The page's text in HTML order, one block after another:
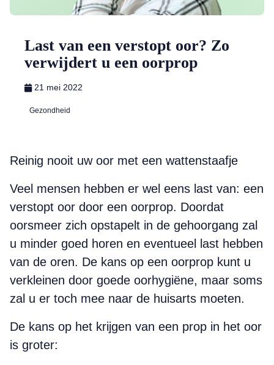
Last van een verstopt oor? Zo
verwijdert u een oorprop
21 mei 2022
Gezondheid
Reinig nooit uw oor met een wattenstaafje
Veel mensen hebben er wel eens last van: een
verstopt oor door een oorprop. Doordat
oorsmeer zich opstapelt in de gehoorgang zal
u minder goed horen en eventueel last hebben
van de oren. De kans op een oorprop kunt u
verkleinen door goede oorhygiëne, maar soms
zal u er toch mee naar de huisarts moeten.
De kans op het krijgen van een prop in het oor
is groter: